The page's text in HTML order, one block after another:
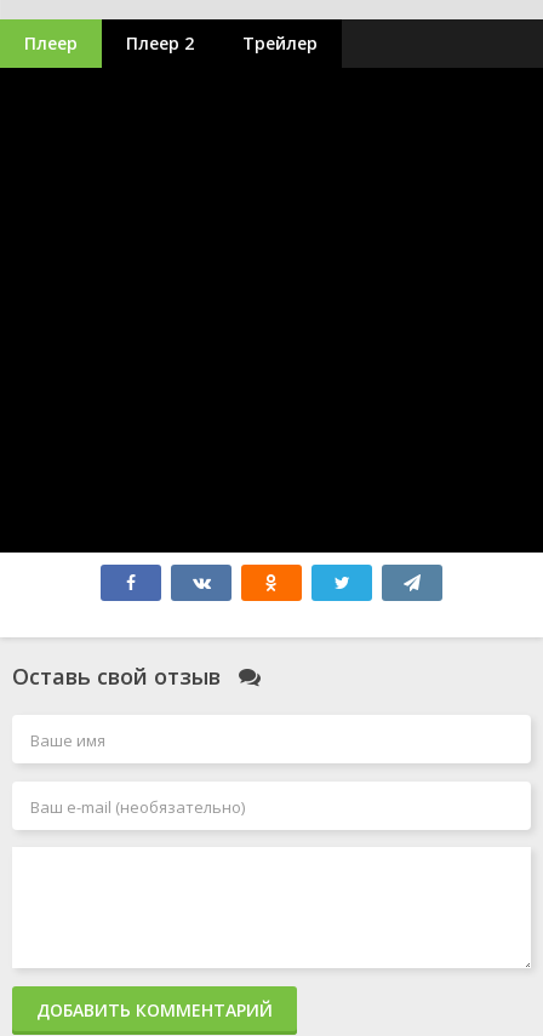
Хищник: Планета смерти
Оставь мир позади
Всё закончится на нас
Моя вина: Лондон
Голый пистолет
Миссия: невыполнима 7. Смертельная расплата. Часть
1
Человек-паук: Паутина вселенных
Акулы в Париже
Каскадёры
Аргайл: Супершпион
Стражи Галактики. Часть 3
Плеер Плеер 2 Трейлер
Оставь свой отзыв
ДОБАВИТЬ КОММЕНТАРИЙ